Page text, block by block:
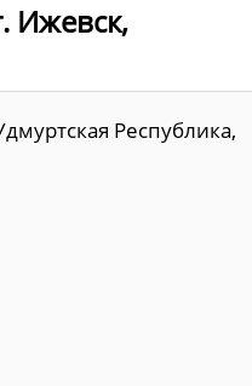
Ижевск,
Республика,